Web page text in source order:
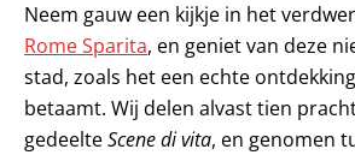
Neem gauw een kijkje in het
Rome Sparita, en geniet van deze
stad, zoals het een echte
betaamt. Wij delen alvast tien
gedeelteScene di vita, en genomen